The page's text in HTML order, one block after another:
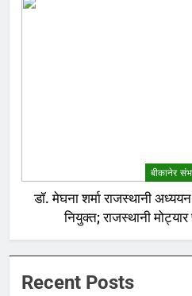
बीकानेर
डॉ. मेघना शर्मा राजस्थानी
नियुक्त; राजस्थानी
Recent Posts